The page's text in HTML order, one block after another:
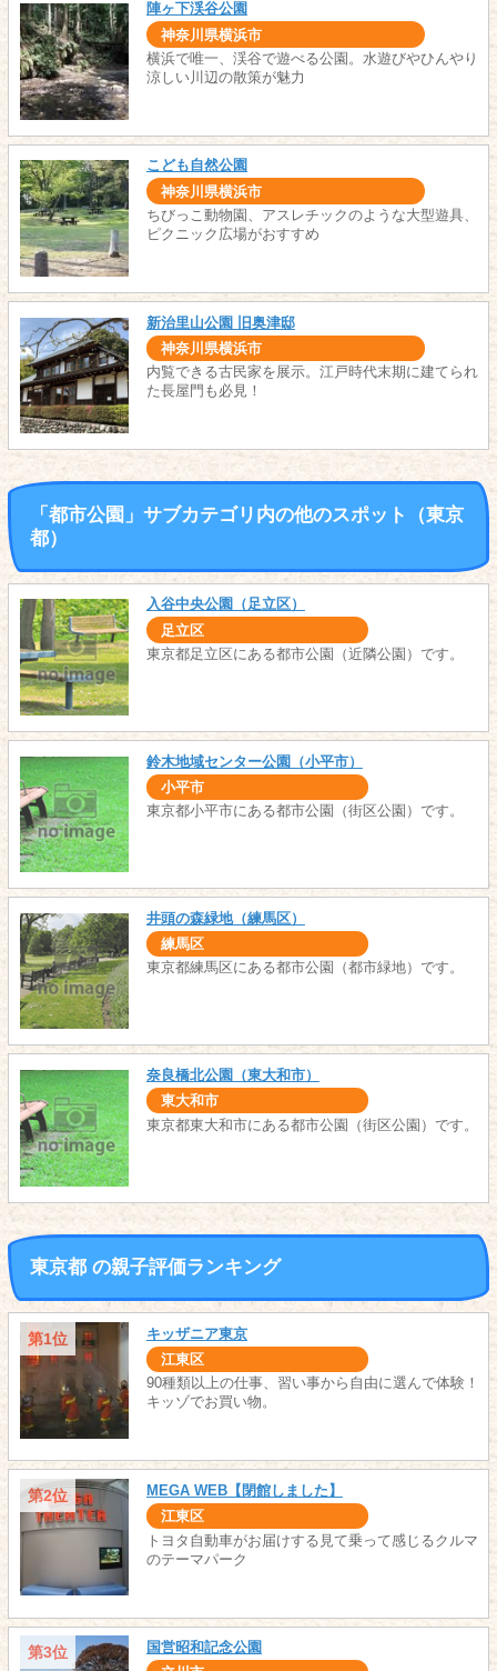
陣ヶ下渓谷公園
神奈川県横浜市
横浜で唯一、渓谷で遊べる公園。水遊びやひんやり
涼しい川辺の散策が魅力
こども自然公園
神奈川県横浜市
ちびっこ動物園、アスレチックのような大型遊具、
ピクニック広場がおすすめ
新治里山公園 旧奥津邸
神奈川県横浜市
内覧できる古民家を展示。江戸時代末期に建てられ
た長屋門も必見！
「都市公園」サブカテゴリ内の他のスポット（東京
都）
入谷中央公園（足立区）
足立区
東京都足立区にある都市公園（近隣公園）です。
鈴木地域センター公園（小平市）
小平市
東京都小平市にある都市公園（街区公園）です。
井頭の森緑地（練馬区）
練馬区
東京都練馬区にある都市公園（都市緑地）です。
奈良橋北公園（東大和市）
東大和市
東京都東大和市にある都市公園（街区公園）です。
東京都 の親子評価ランキング
第1位 キッザニア東京
江東区
90種類以上の仕事、習い事から自由に選んで体験！
キッゾでお買い物。
第2位 MEGA WEB【閉館しました】
江東区
トヨタ自動車がお届けする見て乗って感じるクルマ
のテーマパーク
第3位 国営昭和記念公園